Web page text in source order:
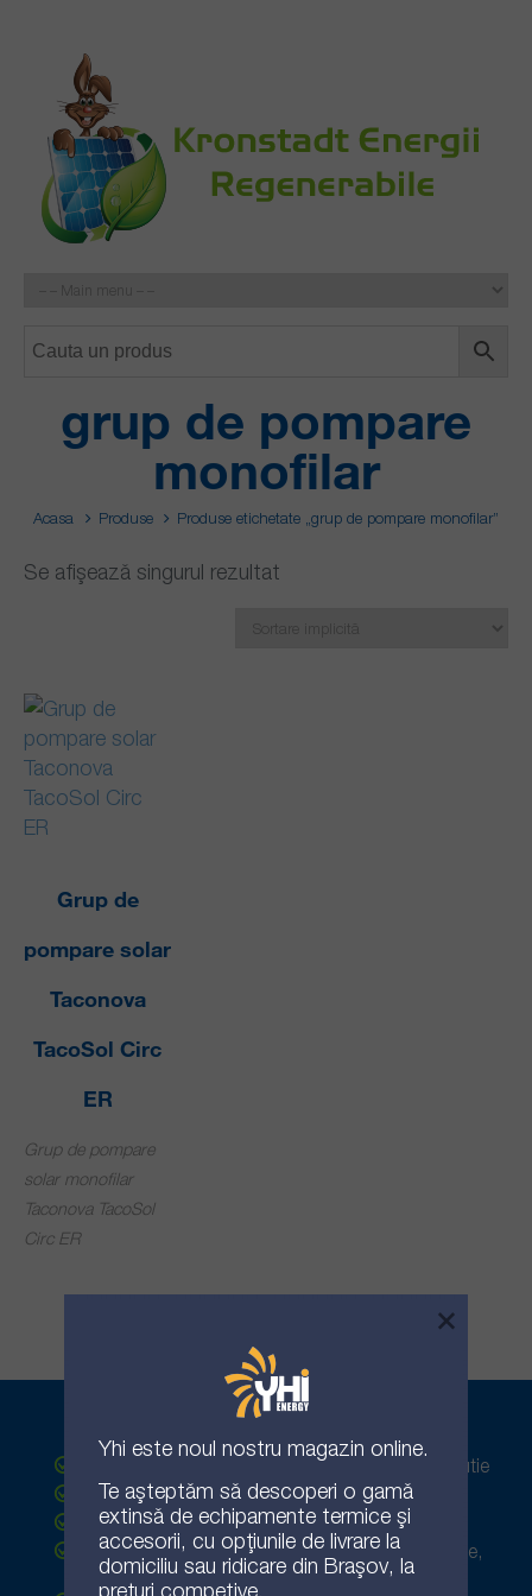
grup de pompare
monofilar
Acasa Produse Produse etichetate „grup de pompare monofilar”
Se afișează singurul rezultat
Grup de
pompare solar
Taconova
TacoSol Circ
ER
Grup de pompare
solar monofilar
Taconova TacoSol
Circ ER
Domenii de activitate
Instalatii termice - proiectare, ofertare si executie
Instalatii sanitare
Instalatii de gaz
Ofertare echipamente termice: centrale termice,
panouri solare, pompe de caldura
Yhi este noul nostru magazin online.
Te așteptăm să descoperi o gamă
extinsă de echipamente termice și
accesorii, cu opțiunile de livrare la
domiciliu sau ridicare din Brașov, la
prețuri competive.
×